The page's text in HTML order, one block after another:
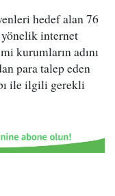
hedef alan 76
yönelik internet
kurumların adını
para talep eden
ile ilgili gerekli